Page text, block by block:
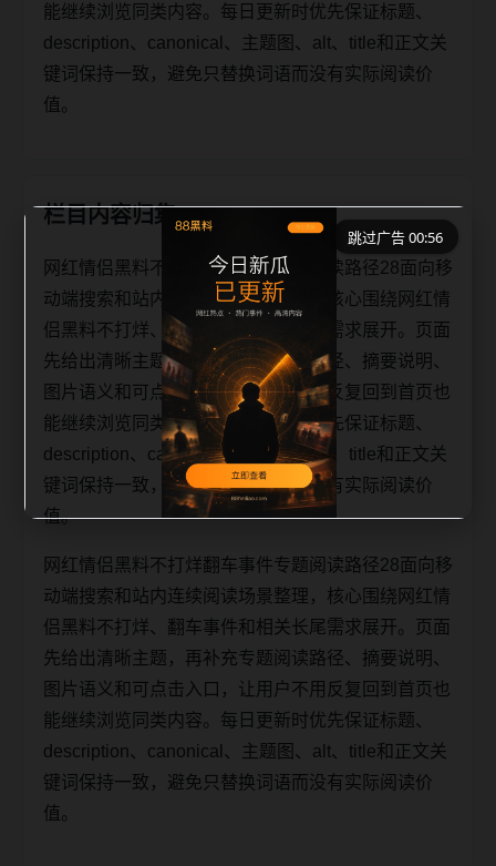
能继续浏览同类内容。每日更新时优先保证标题、
description、canonical、主题图、alt、title和正文关
键词保持一致，避免只替换词语而没有实际阅读价
值。
栏目内容归集
网红情侣黑料不打烊翻车事件专题阅读路径28面向移
动端搜索和站内连续阅读场景整理，核心围绕网红情
侣黑料不打烊、翻车事件和相关长尾需求展开。页面
先给出清晰主题，再补充专题阅读路径、摘要说明、
图片语义和可点击入口，让用户不用反复回到首页也
能继续浏览同类内容。每日更新时优先保证标题、
description、canonical、主题图、alt、title和正文关
键词保持一致，避免只替换词语而没有实际阅读价
值。
网红情侣黑料不打烊翻车事件专题阅读路径28面向移
动端搜索和站内连续阅读场景整理，核心围绕网红情
侣黑料不打烊、翻车事件和相关长尾需求展开。页面
先给出清晰主题，再补充专题阅读路径、摘要说明、
图片语义和可点击入口，让用户不用反复回到首页也
能继续浏览同类内容。每日更新时优先保证标题、
description、canonical、主题图、alt、title和正文关
键词保持一致，避免只替换词语而没有实际阅读价
值。
跳过广告 00:56